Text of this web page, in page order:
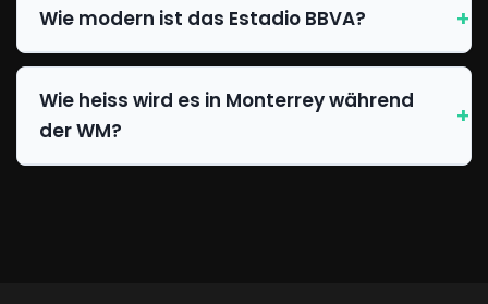
Wie modern ist das Estadio BBVA?
Wie heiss wird es in Monterrey während
der WM?